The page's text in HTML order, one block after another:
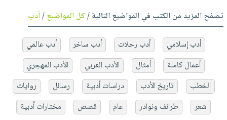
تصفح المزيد من الكتب في المواضيع التالية /كل المواضيع/أدب
أدب إسلامي أدب رحلات أدب ساخر
أدب عالمي
أعمال كاملة
أمثال الأدب العربي
الأدب المهجري
الخطب
تاريخ الأدب دراسات أدبية رسائل
روايات
شعر
طرائف ونوادر عام قصص
مختارات أدبية